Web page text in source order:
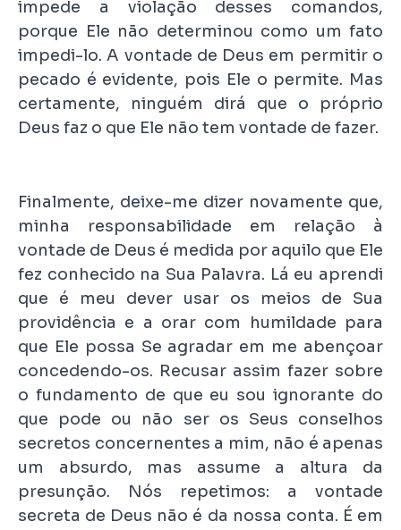
impede a violação desses comandos,
porque Ele não determinou como um fato
impedi-lo. A vontade de Deus em permitir o
pecado é evidente, pois Ele o permite. Mas
certamente, ninguém dirá que o próprio
Deus faz o que Ele não tem vontade de fazer.
Finalmente, deixe-me dizer novamente que,
minha responsabilidade em relação à
vontade de Deus é medida por aquilo que Ele
fez conhecido na Sua Palavra. Lá eu aprendi
que é meu dever usar os meios de Sua
providência e a orar com humildade para
que Ele possa Se agradar em me abençoar
concedendo-os. Recusar assim fazer sobre
o fundamento de que eu sou ignorante do
que pode ou não ser os Seus conselhos
secretos concernentes a mim, não é apenas
um absurdo, mas assume a altura da
presunção. Nós repetimos: a vontade
secreta de Deus não é da nossa conta. É em